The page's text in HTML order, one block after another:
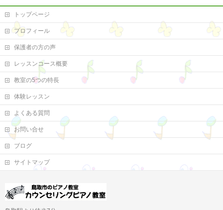
トップページ
プロフィール
保護者の方の声
レッスンコース概要
教室の5つの特長
体験レッスン
よくある質問
お問い合せ
ブログ
サイトマップ